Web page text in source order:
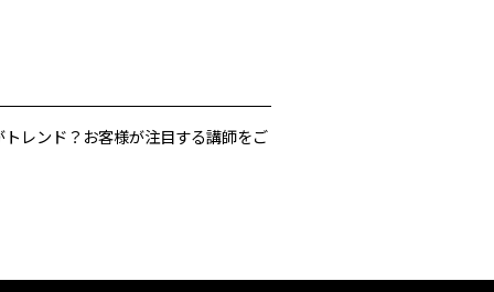
レンド？お客様が注目する講師をご